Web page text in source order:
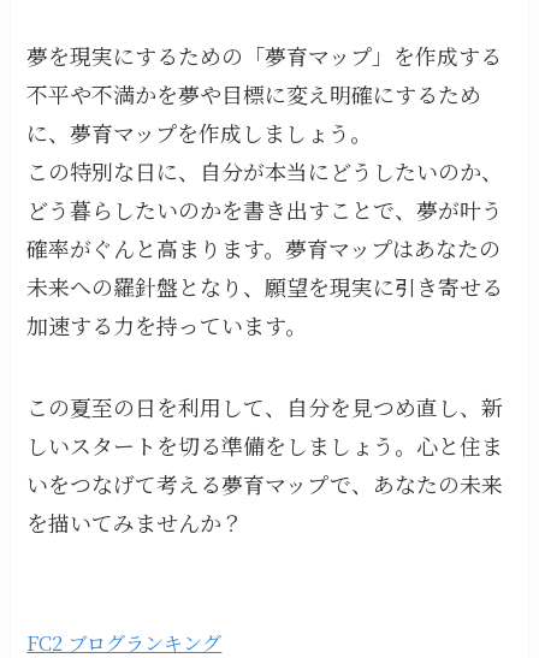
夢を現実にするための「夢育マップ」を作成する
不平や不満かを夢や目標に変え明確にするため
に、夢育マップを作成しましょう。
この特別な日に、自分が本当にどうしたいのか、
どう暮らしたいのかを書き出すことで、夢が叶う
確率がぐんと高まります。夢育マップはあなたの
未来への羅針盤となり、願望を現実に引き寄せる
加速する力を持っています。
この夏至の日を利用して、自分を見つめ直し、新
しいスタートを切る準備をしましょう。心と住ま
いをつなげて考える夢育マップで、あなたの未来
を描いてみませんか？
FC2 ブログランキング